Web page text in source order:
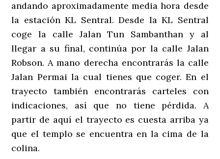
andando aproximadamente media hora desde
la estación KL Sentral. Desde la KL Sentral
coge la calle Jalan Tun Sambanthan y al
llegar a su final, continúa por la calle Jalan
Robson. A mano derecha encontrarás la calle
Jalan Permai la cual tienes que coger. En el
trayecto también encontrarás carteles con
indicaciones, así que no tiene pérdida. A
partir de aquí el trayecto es cuesta arriba ya
que el templo se encuentra en la cima de la
colina.